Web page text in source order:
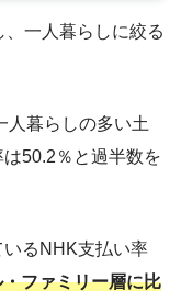
いる単身者』
一人暮らしに絞る
人暮らしの多い土
50.2％と過半数を
るNHK支払い率
ファミリー層に比